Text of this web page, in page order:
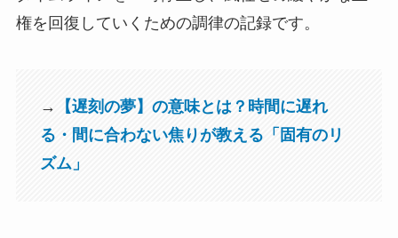
権を回復していくための調律の記録です。
→
【遅刻の夢】の意味とは？時間に遅れ
る・間に合わない焦りが教える「固有のリ
ズム」